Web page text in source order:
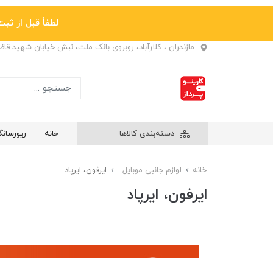
لطفاً قبل از ثبت
مازندران ، کلارآباد، روبروی بانک ملت، نبش خیابان شهید
دسته‌بندی کالاها خانه
خانه لوازم جانبی موبایل ایرفون، ایرپاد
ایرفون، ایرپاد